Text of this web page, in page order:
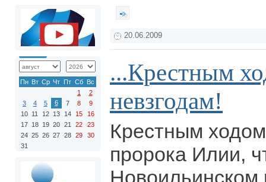
Пн Вт Ср Чт Пт Сб Вс
1
2
3
4 5 6 7 8
9
10 11 12 13 14 15
16
17 18 19 20 21 22
23
24 25 26 27 28 29
30
31
20.06.2009
...Крестным
невзгодам!
Крестным
пророка Илии,
Новоильинском